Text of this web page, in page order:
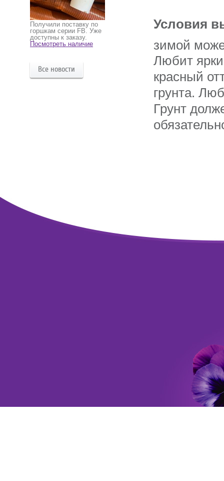
Получили поставку по
горшкам серии FB. Уже
доступны к заказу.
Посмотреть наличие
Все новости
Условия
зимой
Любит
красный
грунта.
Грунт